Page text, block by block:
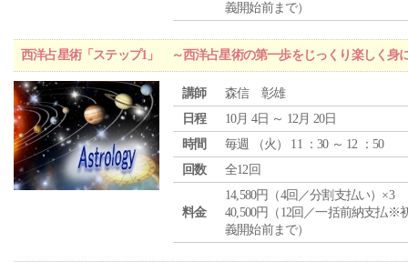
義開始前まで）
西洋占星術「ステップ1」 ～西洋占星術の第一歩をじっくり楽しく身
講師
森信 彰雄
日程
10月 4日 ～ 12月 20日
時間
毎週 （火 ） 11 ：30 ～ 12 ：50
回数
全12回
料金
14,580円（4回／分割支払い）×3
40,500円（12回／一括前納支払※
義開始前まで）